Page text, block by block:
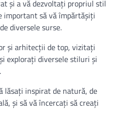
și a vă dezvoltați propriul stil
important să vă împărtășiți
diversele surse.
și arhitecții de top, vizitați
explorați diversele stiluri și
lăsați inspirat de natură, de
și să vă încercați să creați